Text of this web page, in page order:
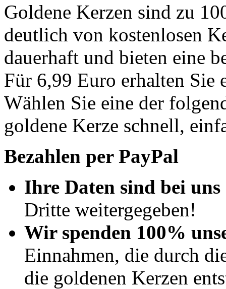
Goldene Kerzen sind zu
deutlich von kostenlosen
dauerhaft und bieten eine
Für 6,99 Euro erhalten Sie
Wählen Sie eine der
goldene Kerze schnell,
Bezahlen per PayPal
Ihre Daten sind bei uns
Dritte weitergegeben!
Wir spenden 100%
Einnahmen, die durch
die goldenen Kerzen